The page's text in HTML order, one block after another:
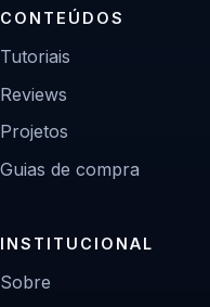
CONTEÚDOS
Tutoriais
Reviews
Projetos
Guias de compra
INSTITUCIONAL
Sobre